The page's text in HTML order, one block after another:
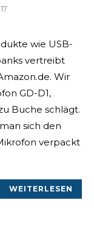
wie USB-
vertreibt
Wir
GD-D1,
Buche schlägt.
sich den
verpackt
WEITERLESEN